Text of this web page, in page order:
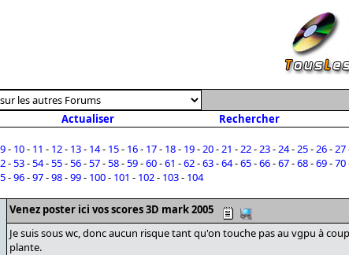
Actualiser Rechercher
9- 10- 11 - 12- 13- 14- 15- 16- 17- 18- 19-20-21 -22-23-24-25-26-27
-53-54-55-56-57-58-59-60-61 -62-63-64-65-66-67-68-69-70
-96-97-98-99- 100- 101 - 102- 103- 104
Venez poster ici vos scores 3D mark 2005
Je suis sous wc, donc aucun risque tant qu'on touche pas au vgpu à
plante.